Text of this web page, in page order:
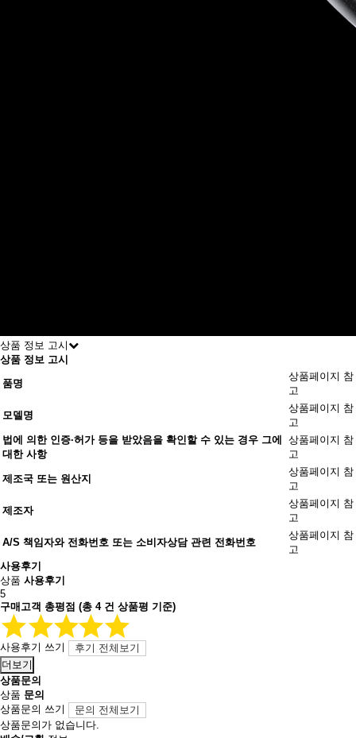
상품 정보 고시
상품 정보 고시
품명
상품페이지 참
고
모델명
상품페이지 참
고
법에 의한 인증·허가 등을 받았음을 확인할 수 있는 경우 그에
대한 사항
상품페이지 참
고
제조국 또는 원산지
상품페이지 참
고
제조자
상품페이지 참
고
A/S 책임자와 전화번호 또는 소비자상담 관련 전화번호
상품페이지 참
고
사용후기
상품 사용후기
5
구매고객 총평점 (총 4건 상품평 기준)
사용후기 쓰기
후기 전체보기
더보기
상품문의
상품 문의
상품문의 쓰기
문의 전체보기
상품문의가 없습니다.